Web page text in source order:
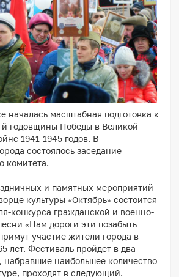
началась масштабная подготовка к
годовщины Победы в Великой
1941-1945 годов. В
состоялось заседание
комитета.
и памятных мероприятий
культуры «Октябрь» состоится
конкурса гражданской и военно-
«Нам дороги эти позабыть
участие жители города в
лет. Фестиваль пройдет в два
набравшие наибольшее количество
проходят в следующий.